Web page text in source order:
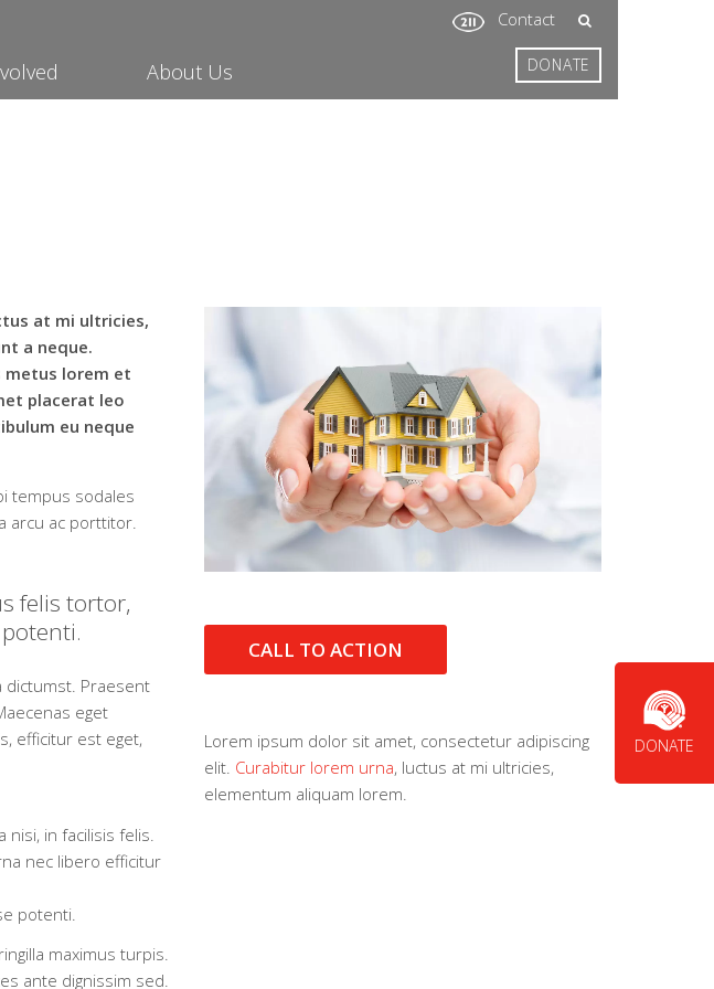
Contact
DONATE
About Us
DONATE
at mi ultricies,
a neque.
metus lorem et
placerat leo
eu neque
tempus sodales
arcu ac porttitor.
felis tortor,
dictumst. Praesent
eget
efficitur est eget,
in facilisis felis.
nec libero efficitur
potenti.
maximus turpis.
ante dignissim sed.
CALL TO ACTION
Lorem ipsum dolor sit amet, consectetur adipiscing
elit. Curabitur lorem urna, luctus at mi ultricies,
elementum aliquam lorem.